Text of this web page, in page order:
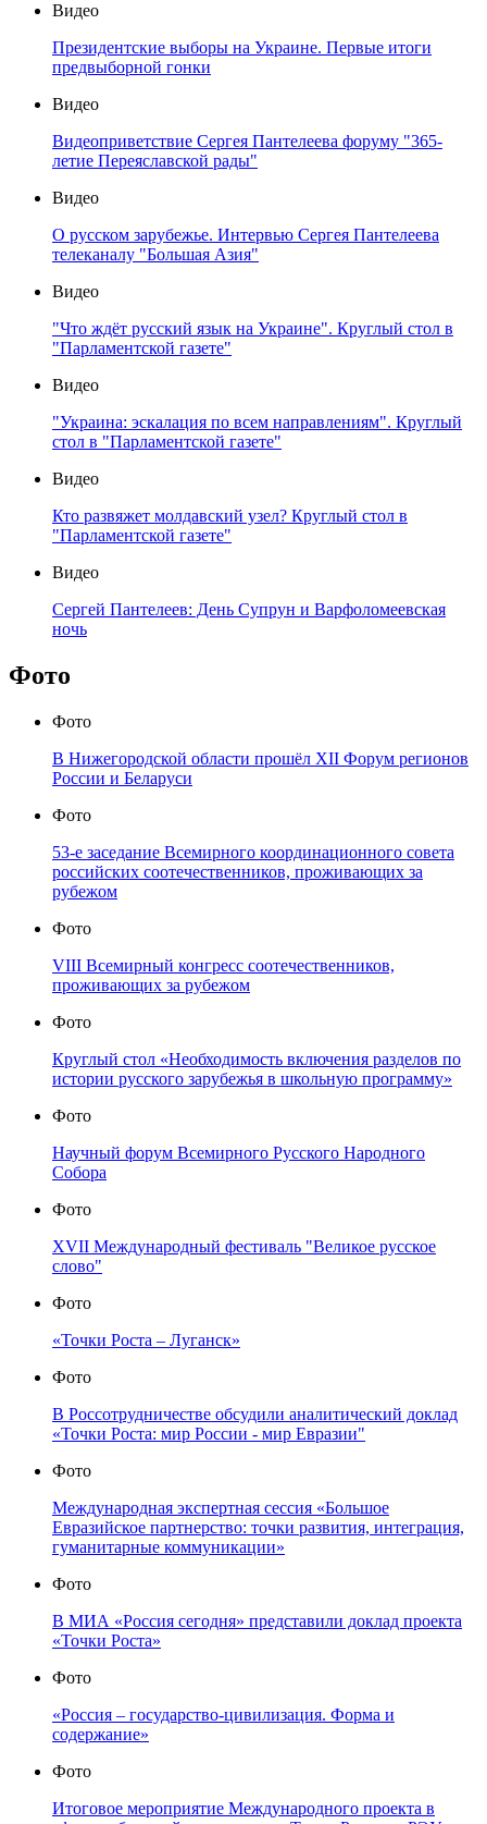
Видео
Президентские выборы на Украине. Первые итоги
предвыборной гонки
Видео
Видеоприветствие Сергея Пантелеева форуму "365-
летие Переяславской рады"
Видео
О русском зарубежье. Интервью Сергея Пантелеева
телеканалу "Большая Азия"
Видео
"Что ждёт русский язык на Украине". Круглый стол в
"Парламентской газете"
Видео
"Украина: эскалация по всем направлениям". Круглый
стол в "Парламентской газете"
Видео
Кто развяжет молдавский узел? Круглый стол в
"Парламентской газете"
Видео
Сергей Пантелеев: День Супрун и Варфоломеевская
ночь
Фото
Фото
В Нижегородской области прошёл XII Форум регионов
России и Беларуси
Фото
53-е заседание Всемирного координационного совета
российских соотечественников, проживающих за
рубежом
Фото
VIII Всемирный конгресс соотечественников,
проживающих за рубежом
Фото
Круглый стол «Необходимость включения разделов по
истории русского зарубежья в школьную программу»
Фото
Научный форум Всемирного Русского Народного
Собора
Фото
XVII Международный фестиваль "Великое русское
слово"
Фото
«Точки Роста – Луганск»
Фото
В Россотрудничестве обсудили аналитический доклад
«Точки Роста: мир России - мир Евразии"
Фото
Международная экспертная сессия «Большое
Евразийское партнерство: точки развития, интеграция,
гуманитарные коммуникации»
Фото
В МИА «Россия сегодня» представили доклад проекта
«Точки Роста»
Фото
«Россия – государство-цивилизация. Форма и
содержание»
Фото
Итоговое мероприятие Международного проекта в